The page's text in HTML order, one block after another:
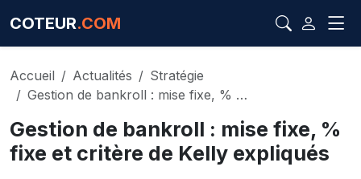
COTEUR.COM
Accueil Actualités
Stratégie
Gestion de bankroll : mise fixe, % fixe et critère de Kelly expliqués
Gestion de bankroll : mise fixe, %
fixe et critère de Kelly expliqués